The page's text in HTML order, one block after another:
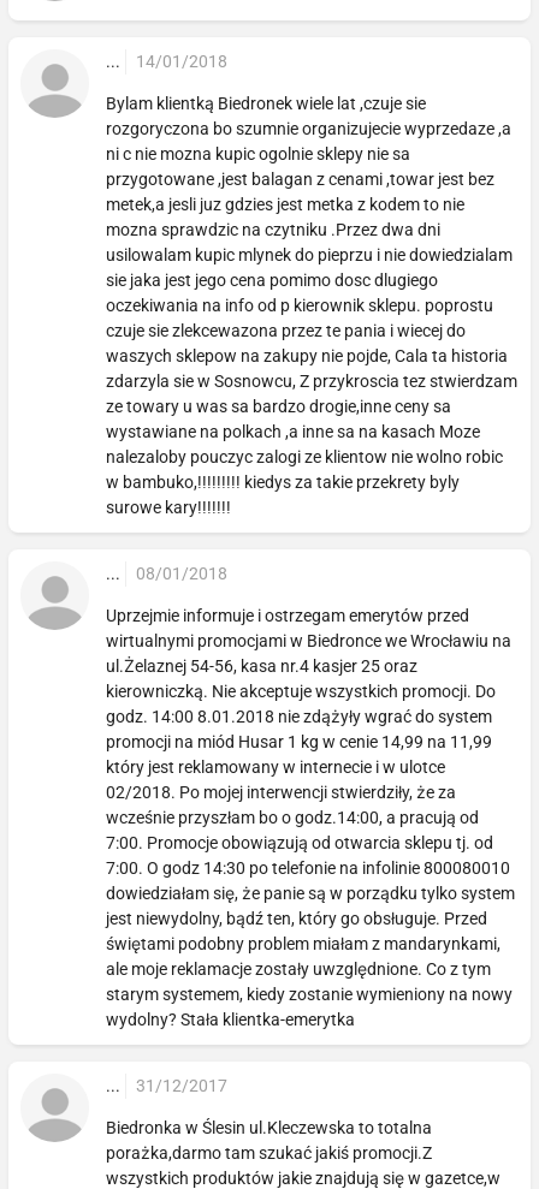
... 14/01/2018
Bylam klientką Biedronek wiele lat ,czuje sie
rozgoryczona bo szumnie organizujecie wyprzedaze ,a
ni c nie mozna kupic ogolnie sklepy nie sa
przygotowane ,jest balagan z cenami ,towar jest bez
metek,a jesli juz gdzies jest metka z kodem to nie
mozna sprawdzic na czytniku .Przez dwa dni
usilowalam kupic mlynek do pieprzu i nie dowiedzialam
sie jaka jest jego cena pomimo dosc dlugiego
oczekiwania na info od p kierownik sklepu. poprostu
czuje sie zlekcewazona przez te pania i wiecej do
waszych sklepow na zakupy nie pojde, Cala ta historia
zdarzyla sie w Sosnowcu, Z przykroscia tez stwierdzam
ze towary u was sa bardzo drogie,inne ceny sa
wystawiane na polkach ,a inne sa na kasach Moze
nalezaloby pouczyc zalogi ze klientow nie wolno robic
w bambuko,!!!!!!!!! kiedys za takie przekrety byly
surowe kary!!!!!!!
... 08/01/2018
Uprzejmie informuje i ostrzegam emerytów przed
wirtualnymi promocjami w Biedronce we Wrocławiu na
ul.Żelaznej 54-56, kasa nr.4 kasjer 25 oraz
kierowniczką. Nie akceptuje wszystkich promocji. Do
godz. 14:00 8.01.2018 nie zdążyły wgrać do system
promocji na miód Husar 1 kg w cenie 14,99 na 11,99
który jest reklamowany w internecie i w ulotce
02/2018. Po mojej interwencji stwierdziły, że za
wcześnie przyszłam bo o godz.14:00, a pracują od
7:00. Promocje obowiązują od otwarcia sklepu tj. od
7:00. O godz 14:30 po telefonie na infolinie 800080010
dowiedziałam się, że panie są w porządku tylko system
jest niewydolny, bądź ten, który go obsługuje. Przed
świętami podobny problem miałam z mandarynkami,
ale moje reklamacje zostały uwzględnione. Co z tym
starym systemem, kiedy zostanie wymieniony na nowy
wydolny? Stała klientka-emerytka
... 31/12/2017
Biedronka w Ślesin ul.Kleczewska to totalna
porażka,darmo tam szukać jakiś promocji.Z
wszystkich produktów jakie znajdują się w gazetce,w